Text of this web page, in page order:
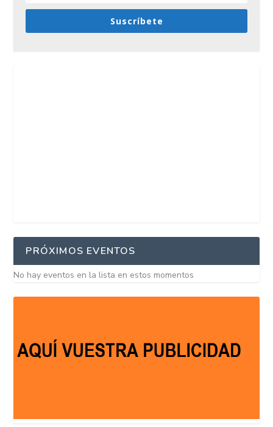
Suscríbete
PRÓXIMOS EVENTOS
No hay eventos en la lista en estos momentos